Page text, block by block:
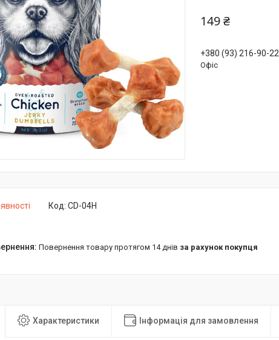
149 ₴
+380 (93) 216-90-22
Офіс
Код: CD-04H
повернення товару протягом 14 днів за рахунок покупця
Характеристики Інформація для замовлення